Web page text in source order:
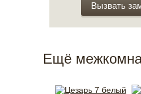
Вызвать
Ещё